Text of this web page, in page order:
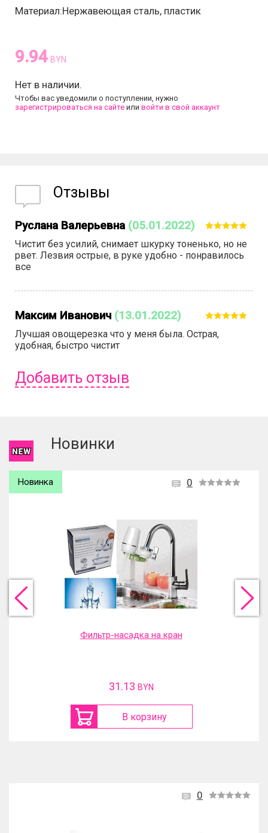
Материал:Нержавеющая сталь, пластик
9.94 BYN
Нет в наличии.
Чтобы вас уведомили о поступлении, нужно
зарегистрироваться на сайте или войти в свой аккаунт
Отзывы
Руслана Валерьевна (05.01.2022)
Чистит без усилий, снимает шкурку тоненько, но не
рвет. Лезвия острые, в руке удобно - понравилось
все
Максим Иванович (13.01.2022)
Лучшая овощерезка что у меня была. Острая,
удобная, быстро чистит
Добавить отзыв
Новинки
0
Новинка
Фильтр-насадка на кран
31.13 BYN
В корзину
0